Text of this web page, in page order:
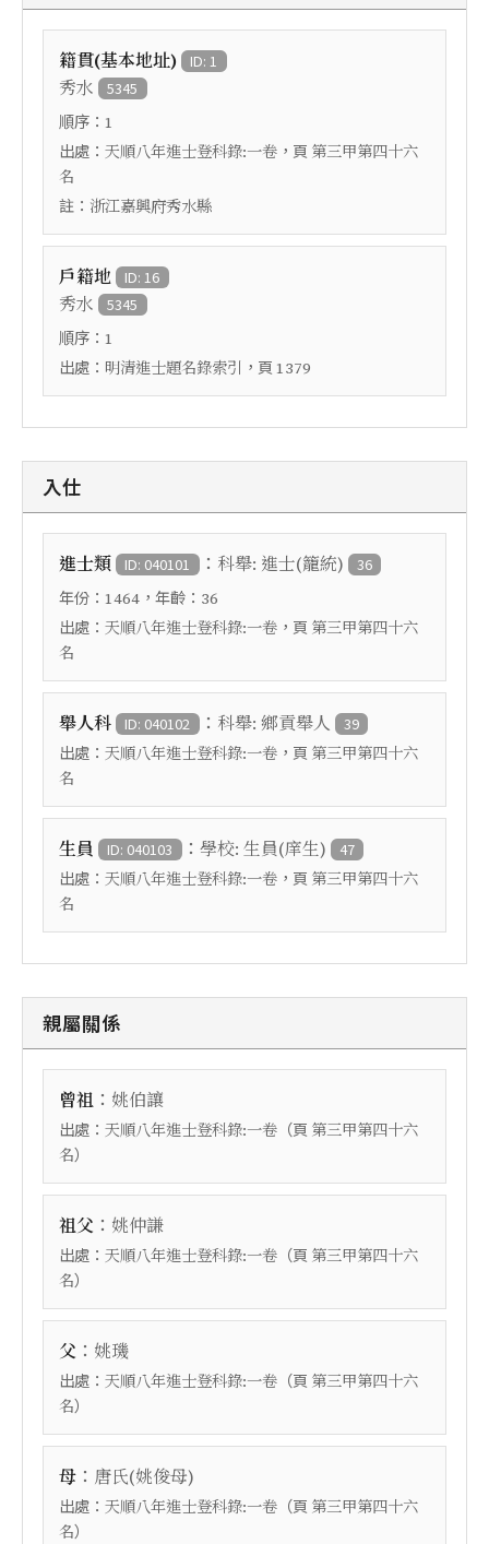
籍貫(基本地址) ID: 1
秀水 5345
順序： 1
出處： 天順八年進士登科錄:一卷 ，頁 第三甲第四十六
名
註： 浙江嘉興府秀水縣
戶籍地 ID: 16
秀水 5345
順序： 1
出處： 明清進士題名錄索引 ，頁 1379
入仕
進士類 ID: 040101 ： 科舉: 進士(籠統) 36
年份： 1464 ，年齡： 36
出處： 天順八年進士登科錄:一卷 ，頁 第三甲第四十六
名
舉人科 ID: 040102 ： 科舉: 鄉貢舉人 39
出處： 天順八年進士登科錄:一卷 ，頁 第三甲第四十六
名
生員 ID: 040103 ： 學校: 生員(庠生) 47
出處： 天順八年進士登科錄:一卷 ，頁 第三甲第四十六
名
親屬關係
曾祖 ： 姚伯讓
出處： 天順八年進士登科錄:一卷 （頁 第三甲第四十六
名）
祖父 ： 姚仲謙
出處： 天順八年進士登科錄:一卷 （頁 第三甲第四十六
名）
父 ： 姚璣
出處： 天順八年進士登科錄:一卷 （頁 第三甲第四十六
名）
母 ： 唐氏(姚俊母)
出處： 天順八年進士登科錄:一卷 （頁 第三甲第四十六
名）